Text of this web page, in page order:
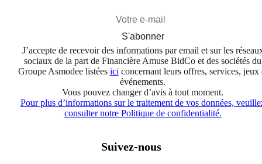
S'abonner
J’accepte de recevoir des informations par email et sur les
sociaux de la part de Financière Amuse BidCo et des sociétés du
Groupe Asmodee listées iciconcernant leurs offres, services, jeux
événements.
Vous pouvez changer d’avis à tout moment.
Pour plus d’informations sur le traitement de vos données,
consulter notre Politique de confidentialité.
Suivez-nous